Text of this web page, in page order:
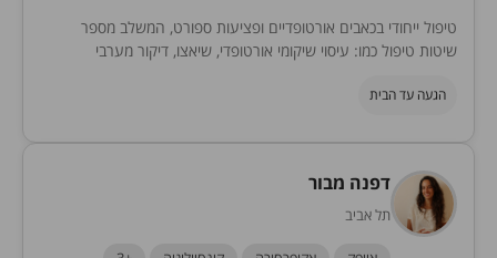
טיפול ייחודי בכאבים אורטופדיים ופציעות ספורט, המשלב מספר
שיטות טיפול כמו: עיסוי שיקומי אורטופדי, שיאצו, דיקור מערבי
הגעה עד הבית
דפנה מבור
תל אביב